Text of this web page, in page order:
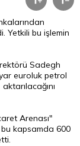
Yetkili bu işlemin
Sadegh
euroluk petrol
Arenası"
bu kapsamda 600